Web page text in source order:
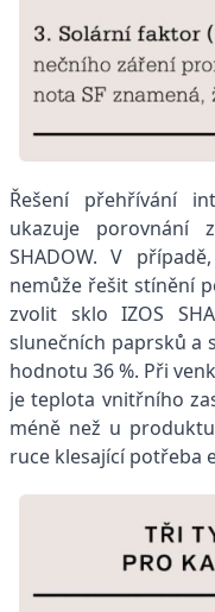
Řešení přehřívání
ukazuje porovnání
SHADOW. V
nemůže řešit stínění
zvolit sklo IZOS
slunečních paprsků a
hodnotu 36 %. Při
je teplota vnitřního
méně než u
ruce klesající potřeba